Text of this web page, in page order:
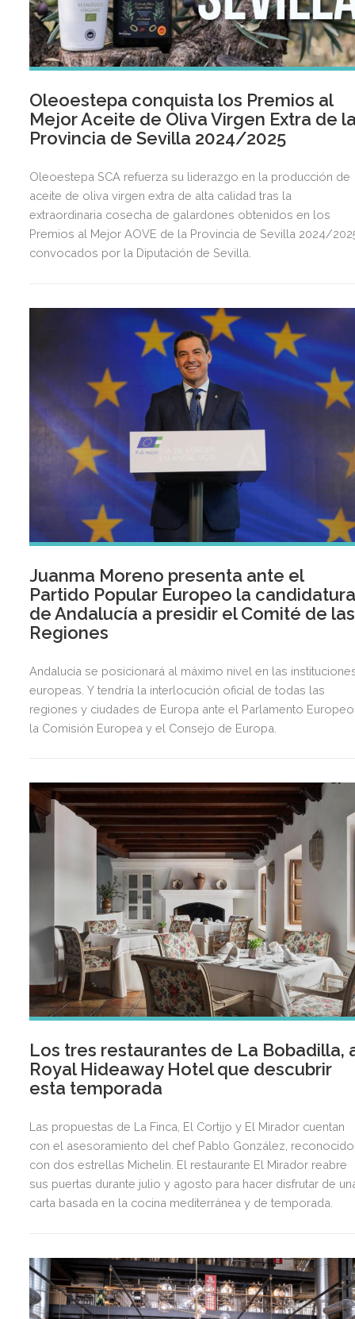
Oleoestepa conquista los Premios al
Mejor Aceite de Oliva Virgen Extra de
Provincia de Sevilla 2024/2025
Oleoestepa SCA refuerza su liderazgo en la producción de
aceite de oliva virgen extra de alta calidad tras la
extraordinaria cosecha de galardones obtenidos en los
Premios al Mejor AOVE de la Provincia de Sevilla 2024/
convocados por la Diputación de Sevilla.
Juanma Moreno presenta ante el
Partido Popular Europeo la
de Andalucía a presidir el Comité de las
Regiones
Andalucía se posicionará al máximo nivel en las
europeas. Y tendría la interlocución oficial de todas las
regiones y ciudades de Europa ante el Parlamento
la Comisión Europea y el Consejo de Europa.
Los tres restaurantes de La Bobadilla,
Royal Hideaway Hotel que descubrir
esta temporada
Las propuestas de La Finca, El Cortijo y El Mirador cuentan
con el asesoramiento del chef Pablo González, reconocido
con dos estrellas Michelin. El restaurante El Mirador reabre
sus puertas durante julio y agosto para hacer disfrutar de
carta basada en la cocina mediterránea y de temporada.